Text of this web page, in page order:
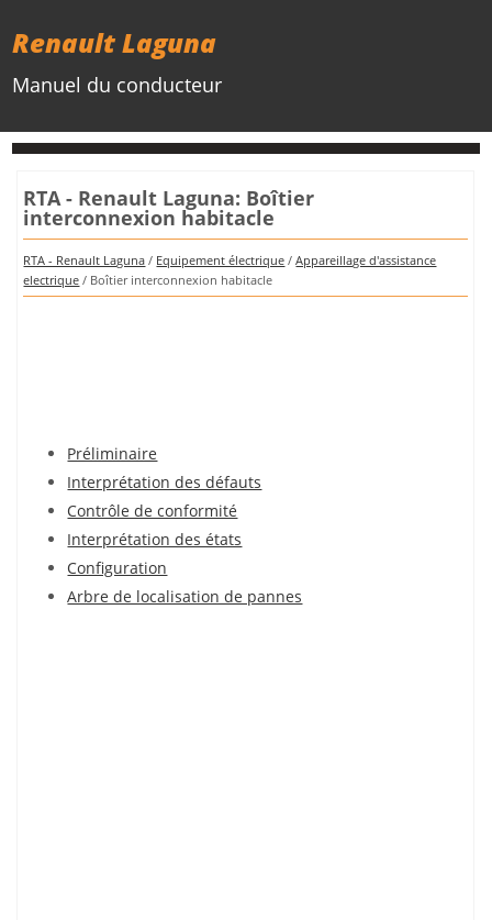
Renault Laguna
Manuel du conducteur
RTA - Renault Laguna: Boîtier
interconnexion habitacle
RTA - Renault Laguna / Equipement électrique /Appareillage d'assistance
electrique / Boîtier interconnexion habitacle
Préliminaire
Interprétation des défauts
Contrôle de conformité
Interprétation des états
Configuration
Arbre de localisation de pannes